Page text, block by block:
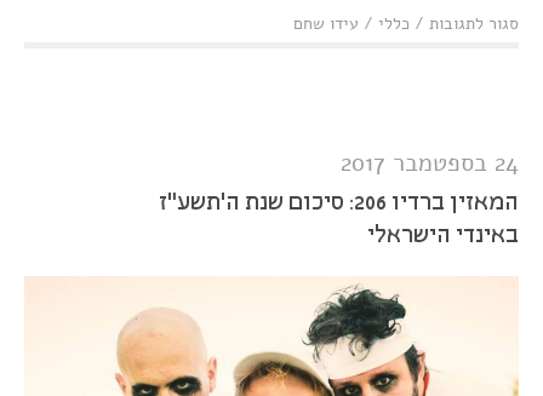
סגור לתגובות על
/ כללי / עידו שחם
24 בספטמבר 2017
המאזין ברדיו 206: סיכום שנת ה'תשע"ז
באינדי הישראלי